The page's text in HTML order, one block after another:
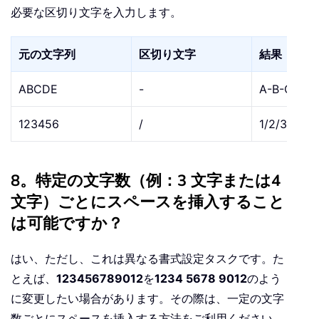
必要な区切り文字を入力します。
元の文字列 区切り文字 結果
ABCDE - A-B-C-D-E
123456 / 1/2/3/4/5/
8。特定の文字数（例：3 文字または4
文字）ごとにスペースを挿入すること
は可能ですか？
はい、ただし、これは異なる書式設定タスクです。た
とえば、 123456789012を1234 5678 9012のよう
に変更したい場合があります。その際は、一定の文字